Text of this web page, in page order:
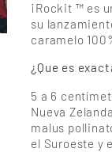
¡Rockit ™ es
su
caramelo
¿Que es
5 a 6
Nueva
malus
el Suroeste y